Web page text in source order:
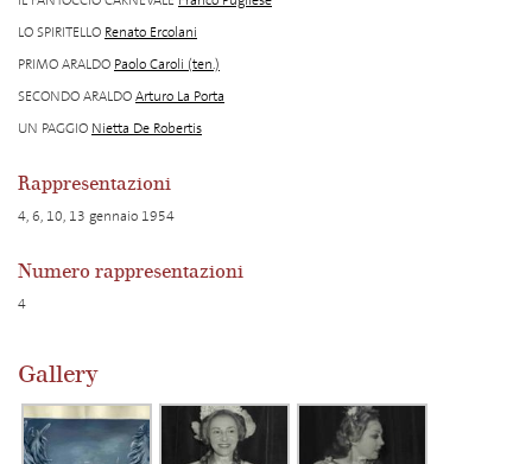
LO SPIRITELLO Renato Ercolani
PRIMO ARALDO Paolo Caroli (ten.)
SECONDO ARALDOArturo La Porta
UN PAGGIO Nietta De Robertis
Rappresentazioni
4, 6, 10, 13 gennaio 1954
Numero rappresentazioni
4
Gallery